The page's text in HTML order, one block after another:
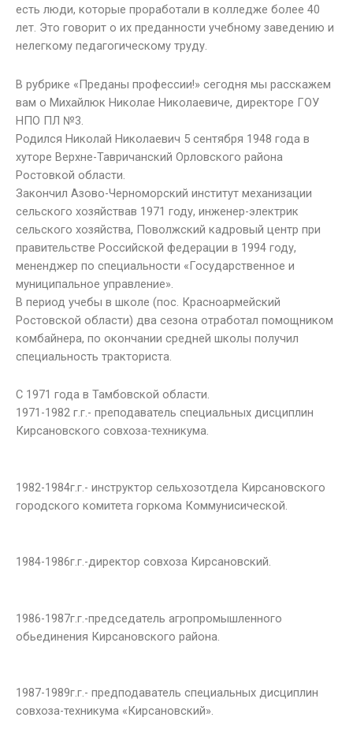
есть люди, которые проработали в колледже более 40
лет. Это говорит о их преданности учебному заведению и
нелегкому педагогическому труду.
В рубрике «Преданы профессии!» сегодня мы расскажем
вам о Михайлюк Николае Николаевиче, директоре ГОУ
НПО ПЛ №3.
Родился Николай Николаевич 5 сентября 1948 года в
хуторе Верхне-Тавричанский Орловского района
Ростовкой области.
Закончил Азово-Черноморский институт механизации
сельского хозяйствав 1971 году, инженер-электрик
сельского хозяйства, Поволжский кадровый центр при
правительстве Российской федерации в 1994 году,
мененджер по специальности «Государственное и
муниципальное управление».
В период учебы в школе (пос. Красноармейский
Ростовской области) два сезона отработал помощником
комбайнера, по окончании средней школы получил
специальность тракториста.
С 1971 года в Тамбовской области.
1971-1982 г.г.- преподаватель специальных дисциплин
Кирсановского совхоза-техникума.
1982-1984г.г.- инструктор сельхозотдела Кирсановского
городского комитета горкома Коммунисической.
1984-1986г.г.-директор совхоза Кирсановский.
1986-1987г.г.-председатель агропромышленного
обьединения Кирсановского района.
1987-1989г.г.- предподаватель специальных дисциплин
совхоза-техникума «Кирсановский».